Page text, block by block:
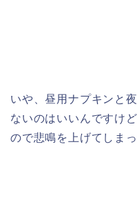
いや、昼用ナプキンと
ないのはいいんですけ
ので悲鳴を上げてしま